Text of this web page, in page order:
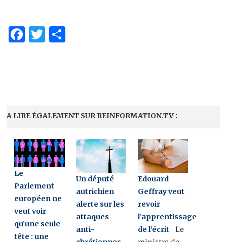
Facebook
Twitter
A LIRE ÉGALEMENT SUR REINFORMATION.TV :
Le
Parlement
européen ne
veut voir
qu’une seule
tête : une
Un député
autrichien
alerte sur les
attaques
anti-
Edouard
Geffray veut
revoir
l’apprentissage
de l’écrit Le